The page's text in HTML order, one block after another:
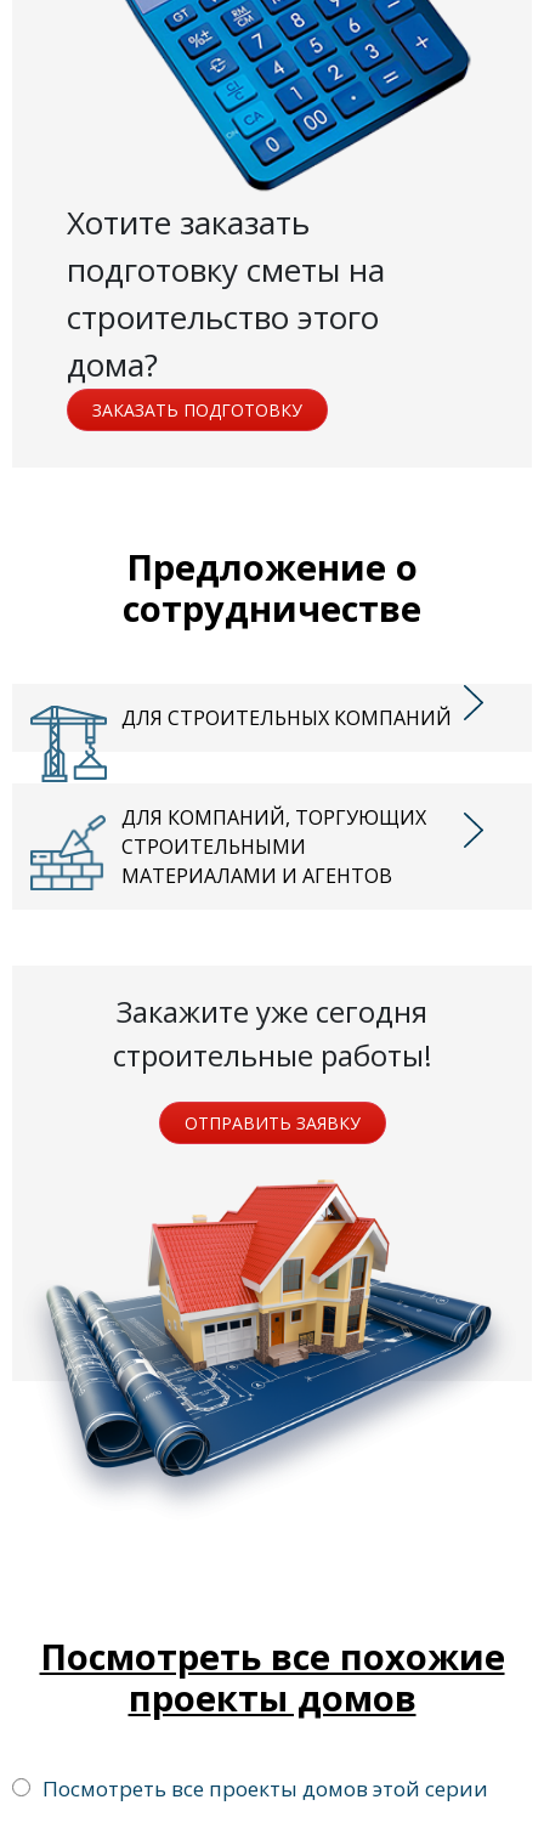
Хотите заказать
подготовку сметы на
строительство этого
дома?
ЗАКАЗАТЬ ПОДГОТОВКУ
Предложение о
сотрудничестве
ДЛЯ СТРОИТЕЛЬНЫХ КОМПАНИЙ
ДЛЯ КОМПАНИЙ, ТОРГУЮЩИХ
СТРОИТЕЛЬНЫМИ
МАТЕРИАЛАМИ И АГЕНТОВ
Закажите уже сегодня
строительные работы!
ОТПРАВИТЬ ЗАЯВКУ
Посмотреть все похожие
проекты домов
Посмотреть все проекты домов этой серии